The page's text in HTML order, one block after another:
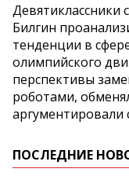
Девятиклассники
Билгин
тенденции в
олимпийского
перспективы
роботами,
аргументировали
ПОСЛЕДНИЕ